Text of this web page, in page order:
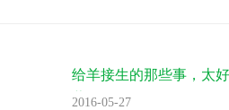
给羊接生的那些事，太
藏！
2016-05-27